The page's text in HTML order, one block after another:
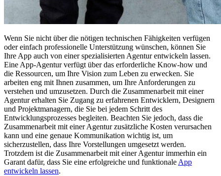
Wenn Sie nicht über die nötigen technischen Fähigkeiten verfügen
oder einfach professionelle Unterstützung wünschen, können Sie
Ihre App auch von einer spezialisierten Agentur entwickeln lassen.
Eine App-Agentur verfügt über das erforderliche Know-how und
die Ressourcen, um Ihre Vision zum Leben zu erwecken. Sie
arbeiten eng mit Ihnen zusammen, um Ihre Anforderungen zu
verstehen und umzusetzen. Durch die Zusammenarbeit mit einer
Agentur erhalten Sie Zugang zu erfahrenen Entwicklern, Designern
und Projektmanagern, die Sie bei jedem Schritt des
Entwicklungsprozesses begleiten. Beachten Sie jedoch, dass die
Zusammenarbeit mit einer Agentur zusätzliche Kosten verursachen
kann und eine genaue Kommunikation wichtig ist, um
sicherzustellen, dass Ihre Vorstellungen umgesetzt werden.
Trotzdem ist die Zusammenarbeit mit einer Agentur immerhin ein
Garant dafür, dass Sie eine erfolgreiche und funktionale App
entwickeln lassen.